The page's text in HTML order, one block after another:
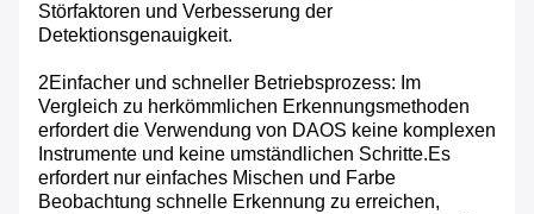
Störfaktoren und Verbesserung der
Detektionsgenauigkeit.
2Einfacher und schneller Betriebsprozess: Im
Vergleich zu herkömmlichen Erkennungsmethoden
erfordert die Verwendung von DAOS keine komplexen
Instrumente und keine umständlichen Schritte.Es
erfordert nur einfaches Mischen und Farbe
Beobachtung schnelle Erkennung zu erreichen,